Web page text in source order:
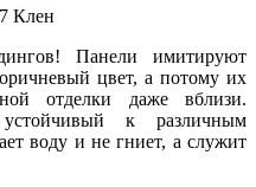
Клен
Панели имитируют
цвет, а потому их
отделки даже вблизи.
к различным
воду и не гниет, а служит